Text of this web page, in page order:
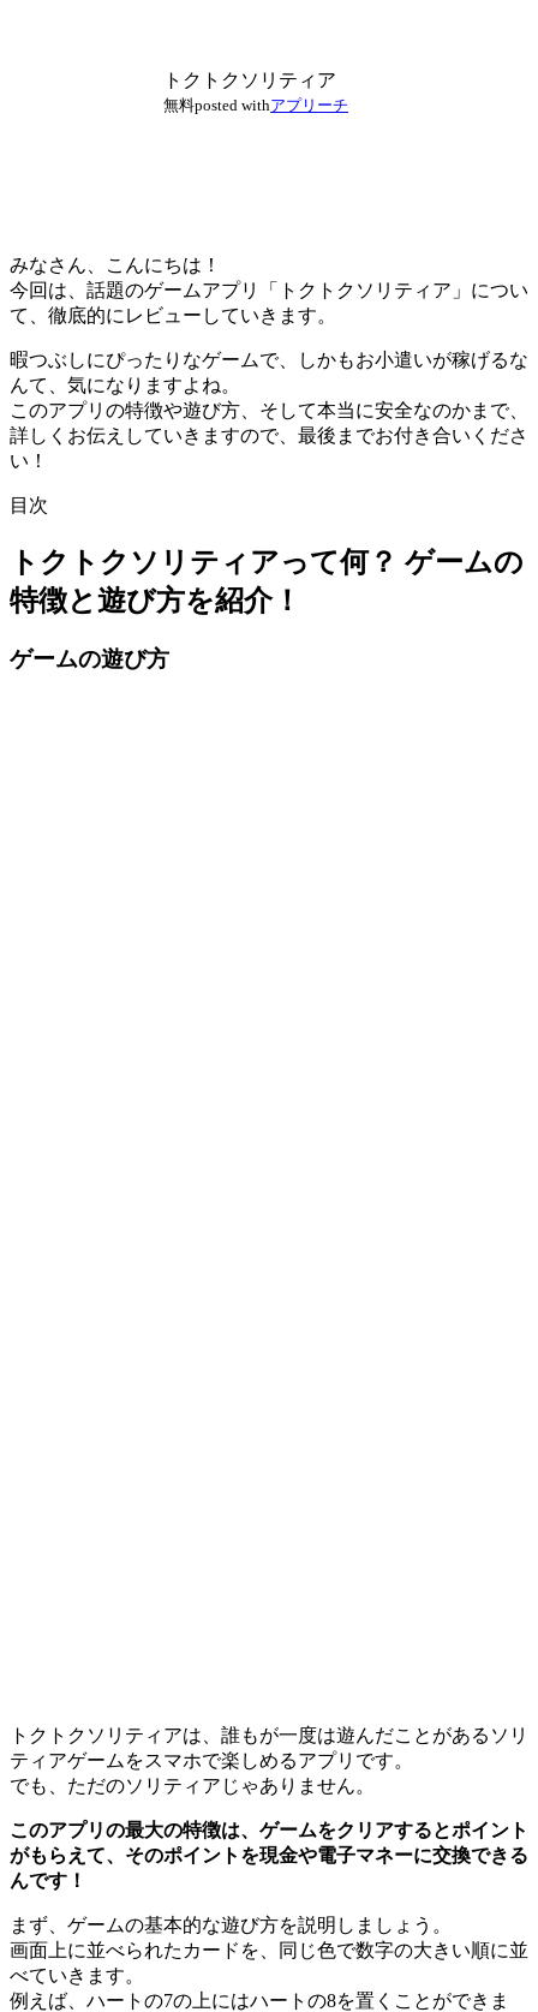
トクトクソリティア
無料posted withアプリーチ
みなさん、こんにちは！
今回は、話題のゲームアプリ「トクトクソリティア」につい
て、徹底的にレビューしていきます。
暇つぶしにぴったりなゲームで、しかもお小遣いが稼げるな
んて、気になりますよね。
このアプリの特徴や遊び方、そして本当に安全なのかまで、
詳しくお伝えしていきますので、最後までお付き合いくださ
い！
目次
トクトクソリティアって何？ ゲームの
特徴と遊び方を紹介！
ゲームの遊び方
トクトクソリティアは、誰もが一度は遊んだことがあるソリ
ティアゲームをスマホで楽しめるアプリです。
でも、ただのソリティアじゃありません。
このアプリの最大の特徴は、ゲームをクリアするとポイント
がもらえて、そのポイントを現金や電子マネーに交換できる
んです！
まず、ゲームの基本的な遊び方を説明しましょう。
画面上に並べられたカードを、同じ色で数字の大きい順に並
べていきます。
例えば、ハートの7の上にはハートの8を置くことができま